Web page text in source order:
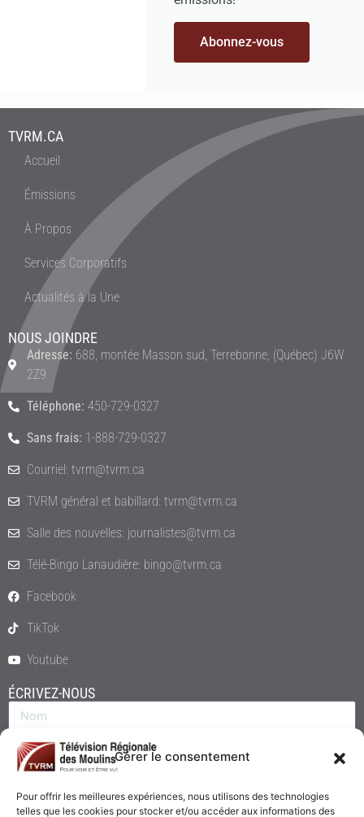
Gérer le consentement
Pour offrir les meilleures expériences, nous utilisons des technologies
telles que les cookies pour stocker et/ou accéder aux informations des
Abonnez-vous
TVRM.CA
Accueil
Émissions
À Propos
Services Corporatifs
Actualités à la Une
NOUS JOINDRE
Adresse: 688, montée Masson sud, Terrebonne, (Québec) J6W
2Z9
Téléphone: 450-729-0327
Sans frais: 1-888-729-0327
Courriel: tvrm@tvrm.ca
TVRM général et babillard: tvrm@tvrm.ca
Salle des nouvelles: journalistes@tvrm.ca
Télé-Bingo Lanaudière: bingo@tvrm.ca
Facebook
TikTok
Youtube
ÉCRIVEZ-NOUS